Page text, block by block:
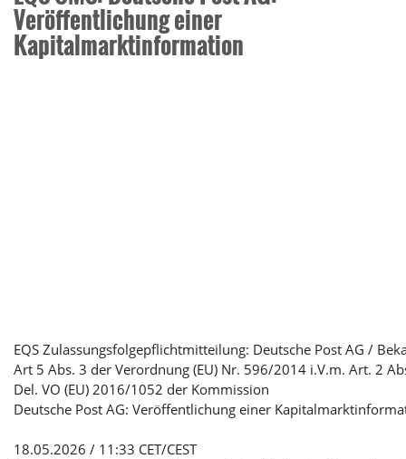
Veröffentlichung einer
Kapitalmarktinformation
EQS Zulassungsfolgepflichtmitteilung: Deutsche Post AG /
Art 5 Abs. 3 der Verordnung (EU) Nr. 596/2014 i.V.m. Art. 2
Del. VO (EU) 2016/1052 der Kommission
Deutsche Post AG: Veröffentlichung einer
18.05.2026 / 11:33 CET/CEST